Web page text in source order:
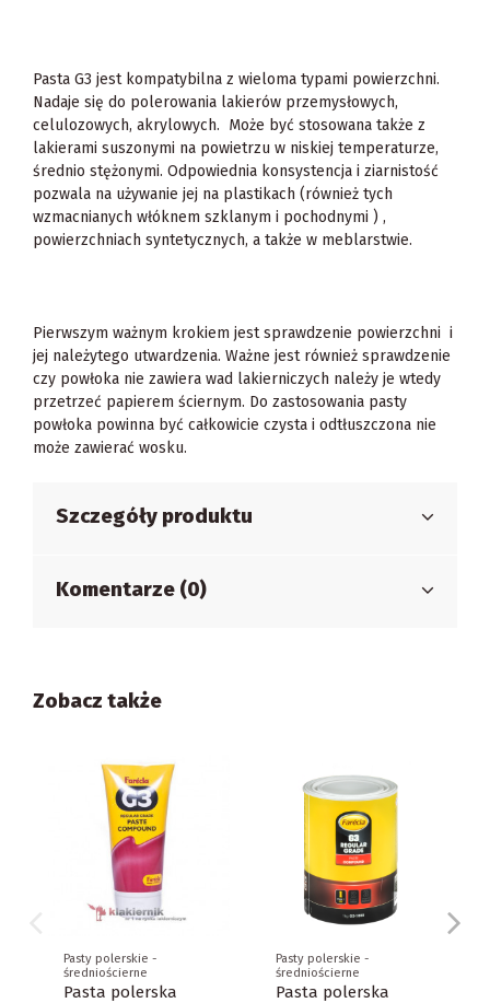
Pasta G3 jest kompatybilna z wieloma typami powierzchni.
Nadaje się do polerowania lakierów przemysłowych,
celulozowych, akrylowych. Może być stosowana także z
lakierami suszonymi na powietrzu w niskiej temperaturze,
średnio stężonymi. Odpowiednia konsystencja i ziarnistość
pozwala na używanie jej na plastikach (również tych
wzmacnianych włóknem szklanym i pochodnymi ) ,
powierzchniach syntetycznych, a także w meblarstwie.
Pierwszym ważnym krokiem jest sprawdzenie powierzchni i
jej należytego utwardzenia. Ważne jest również sprawdzenie
czy powłoka nie zawiera wad lakierniczych należy je wtedy
przetrzeć papierem ściernym. Do zastosowania pasty
powłoka powinna być całkowicie czysta i odtłuszczona nie
może zawierać wosku.
Szczegóły produktu
Komentarze (0)
Zobacz także
Pasty polerskie -
średniościerne
Pasta polerska
Pasty polerskie -
średniościerne
Pasta polerska